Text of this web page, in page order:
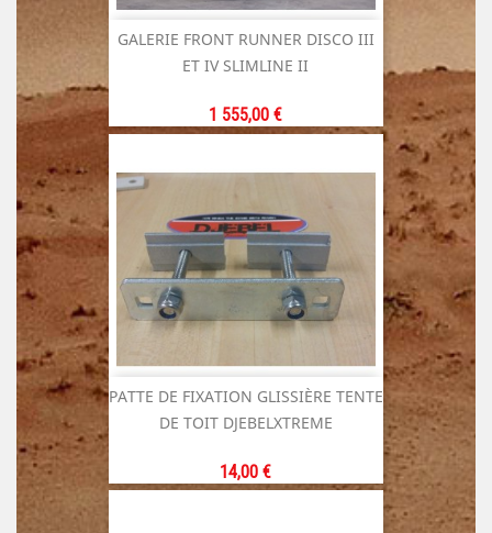
GALERIE FRONT RUNNER DISCO III
ET IV SLIMLINE II
Prix
1 555,00 €
PATTE DE FIXATION GLISSIÈRE TENTE
DE TOIT DJEBELXTREME
Prix
14,00 €